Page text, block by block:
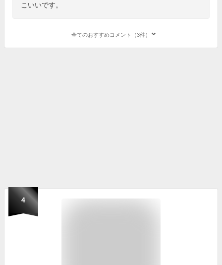
こいいです。
全てのおすすめコメント（3件）
4